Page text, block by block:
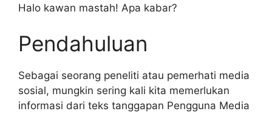
Halo kawan mastah! Apa kabar?
Pendahuluan
Sebagai seorang peneliti atau pemerhati media
sosial, mungkin sering kali kita memerlukan
informasi dari teks tanggapan Pengguna Media